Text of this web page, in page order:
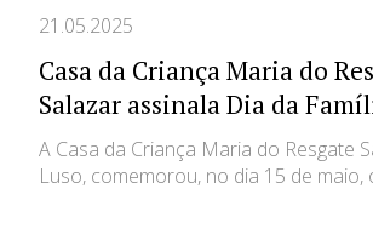
21.05.2025
Casa da Criança Maria do
Salazar assinala Dia da
A Casa da Criança Maria do Resgate
Luso, comemorou, no dia 15 de maio,